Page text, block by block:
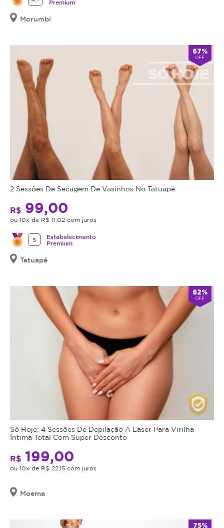
Premium
Morumbi
67%
OFF
2 Sessões De Secagem De Vasinhos No Tatuapé
R$ 99,00
ou 10x de R$ 11,02 com juros
5
Estabelecimento
Premium
Tatuapé
62%
OFF
Só Hoje: 4 Sessões De Depilação A Laser Para Virilha
Íntima Total Com Super Desconto
R$ 199,00
ou 10x de R$ 22,15 com juros
Moema
75%